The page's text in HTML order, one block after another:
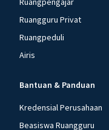
Ruangguru Privat
Ruangpeduli
Airis
Bantuan & Panduan
Kredensial Perusahaan
Beasiswa Ruangguru